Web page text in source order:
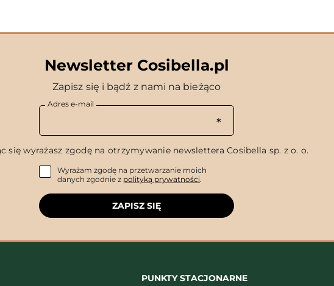
Newsletter Cosibella.pl
Zapisz się i bądź z nami na bieżąco
Adres e-mail
się wyrażasz zgodę na otrzymywanie newslettera Cosibella sp. z o. o.
Wyrażam zgodę na przetwarzanie moich
danych zgodnie z polityką prywatności.
ZAPISZ SIĘ
PUNKTY STACJONARNE